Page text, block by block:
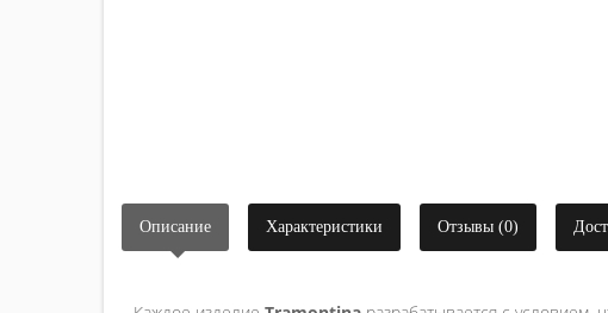
Описание Характеристики Отзывы (0)